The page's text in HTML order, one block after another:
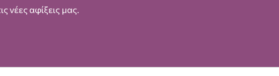
νέες αφίξεις μας.